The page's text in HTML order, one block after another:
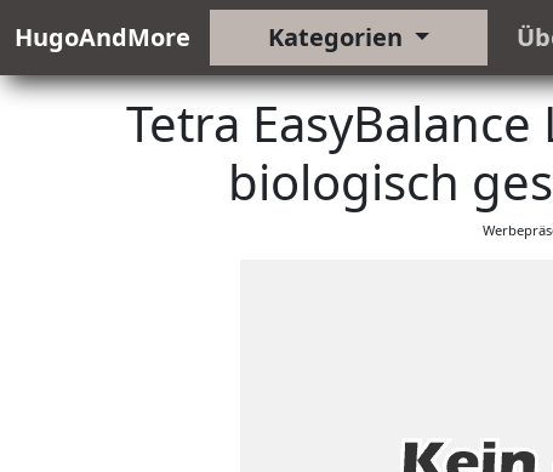
HugoAndMore Kategorien
Tetra
biologisch